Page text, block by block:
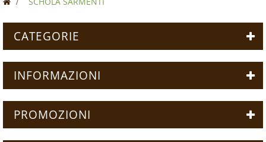
CATEGORIE
INFORMAZIONI
PROMOZIONI